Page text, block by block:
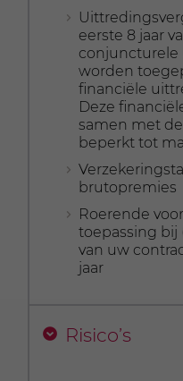
eerste 8 jaar
conjuncturele
worden
financiële
Deze
samen met
beperkt tot
brutopremies
Roerende
toepassing bij
van uw
jaar
Risico’s